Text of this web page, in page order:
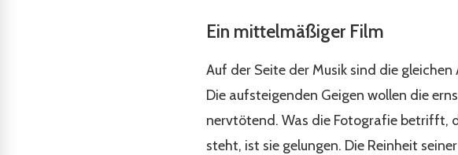
Ein mittelmäßiger Film
Auf der Seite der Musik sind die
Die aufsteigenden Geigen wollen die
nervtötend. Was die Fotografie betrifft,
steht, ist sie gelungen. Die Reinheit